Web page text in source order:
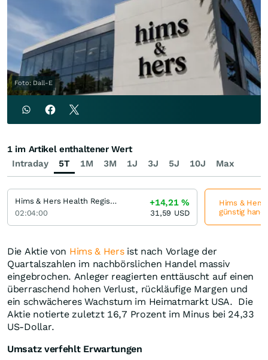
Foto: Dall-E
Die Aktie von Hims & Hersist nach Vorlage der
Quartalszahlen im nachbörslichen Handel massiv
eingebrochen. Anleger reagierten enttäuscht auf einen
überraschend hohen Verlust, rückläufige Margen und
ein schwächeres Wachstum im Heimatmarkt USA. Die
Aktie notierte zuletzt 16,7 Prozent im Minus bei 24,33
US-Dollar.
Umsatz verfehlt Erwartungen
Intraday 5T 1M 3M 1J 3J 5J 10J Max
1 im Artikel enthaltener Wert
Hims & Hers Health Registered (A)
02:04:00
+14,21%
31,59 USD
Hims & Hers
günstig